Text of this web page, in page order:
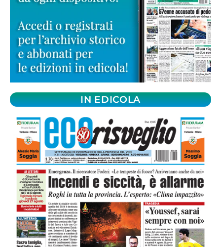
IN EDICOLA